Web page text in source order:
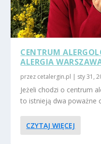
CENTRUM
ALERGIA
przez cetalergin.pl | sty 31,
Jeżeli chodzi o centrum
to istnieją dwa poważne
CZYTAJ WIĘCEJ